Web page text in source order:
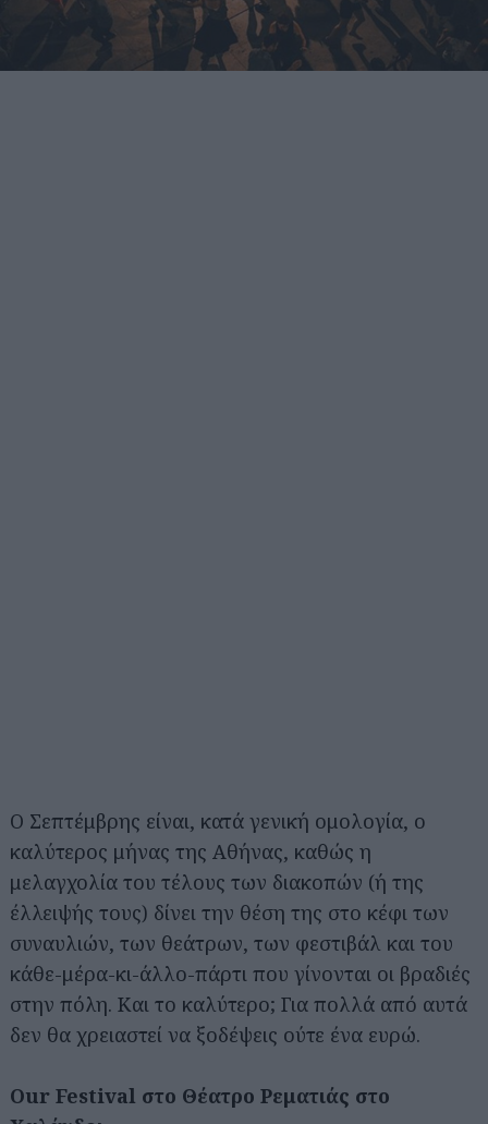
Ο Σεπτέμβρης είναι, κατά γενική ομολογία, ο
καλύτερος μήνας της Αθήνας, καθώς η
μελαγχολία του τέλους των διακοπών (ή της
έλλειψής τους) δίνει την θέση της στο κέφι των
συναυλιών, των θεάτρων, των φεστιβάλ και του
κάθε-μέρα-κι-άλλο-πάρτι που γίνονται οι βραδιές
στην πόλη. Και το καλύτερο; Για πολλά από αυτά
δεν θα χρειαστεί να ξοδέψεις ούτε ένα ευρώ.
Our Festival στο Θέατρο Ρεματιάς στο